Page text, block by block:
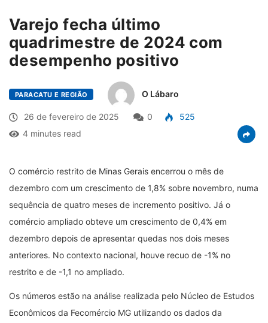
Varejo fecha último
quadrimestre de 2024 com
desempenho positivo
PARACATU E REGIÃO O Lábaro
26 de fevereiro de 2025 0
525
4 minutes read
O comércio restrito de Minas Gerais encerrou o mês de
dezembro com um crescimento de 1,8% sobre novembro, numa
sequência de quatro meses de incremento positivo. Já o
comércio ampliado obteve um crescimento de 0,4% em
dezembro depois de apresentar quedas nos dois meses
anteriores. No contexto nacional, houve recuo de -1% no
restrito e de -1,1 no ampliado.
Os números estão na análise realizada pelo Núcleo de Estudos
Econômicos da Fecomércio MG utilizando os dados da